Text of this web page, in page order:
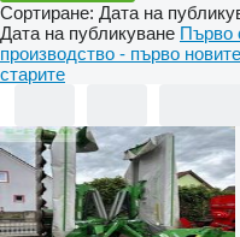
Сортиране: Дата на
Дата на публикуване Първо
производство - първо новите
старите